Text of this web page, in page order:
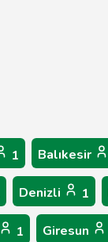
1 Balıkesir
Denizli 1
1 Giresun